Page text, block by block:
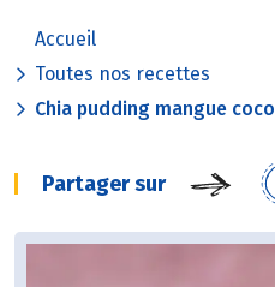
Accueil
Toutes nos recettes
Chia pudding mangue coco
Partager sur